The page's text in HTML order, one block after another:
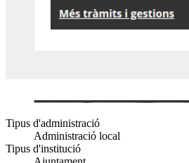
Tipus d'administració
Administració local
Tipus d'institució